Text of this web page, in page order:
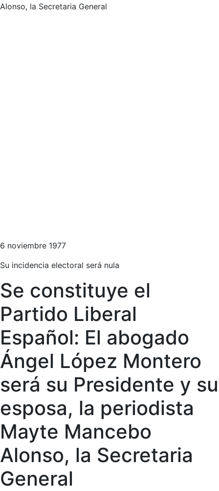
Alonso, la Secretaria General
6 noviembre 1977
Su incidencia electoral será nula
Se constituye el
Partido Liberal
Español: El abogado
Ángel López Montero
será su Presidente y su
esposa, la periodista
Mayte Mancebo
Alonso, la Secretaria
General